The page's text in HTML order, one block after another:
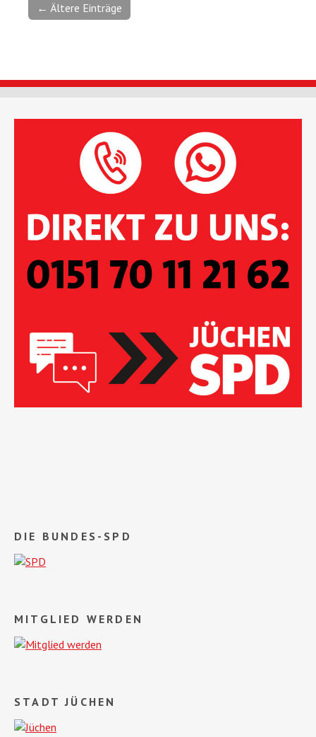
← Ältere Einträge
DIE BUNDES-SPD
MITGLIED WERDEN
STADT JÜCHEN